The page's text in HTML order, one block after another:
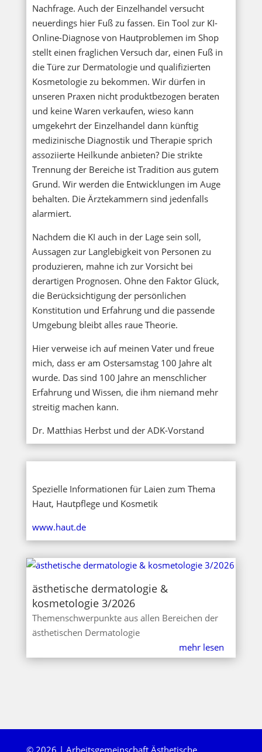
Nachfrage. Auch der Einzelhandel versucht
neuerdings hier Fuß zu fassen. Ein Tool zur KI-
Online-Diagnose von Hautproblemen im Shop
stellt einen fraglichen Versuch dar, einen Fuß in
die Türe zur Dermatologie und qualifizierten
Kosmetologie zu bekommen. Wir dürfen in
unseren Praxen nicht produktbezogen beraten
und keine Waren verkaufen, wieso kann
umgekehrt der Einzelhandel dann künftig
medizinische Diagnostik und Therapie sprich
assoziierte Heilkunde anbieten? Die strikte
Trennung der Bereiche ist Tradition aus gutem
Grund. Wir werden die Entwicklungen im Auge
behalten. Die Ärztekammern sind jedenfalls
alarmiert.
Nachdem die KI auch in der Lage sein soll,
Aussagen zur Langlebigkeit von Personen zu
produzieren, mahne ich zur Vorsicht bei
derartigen Prognosen. Ohne den Faktor Glück,
die Berücksichtigung der persönlichen
Konstitution und Erfahrung und die passende
Umgebung bleibt alles raue Theorie.
Hier verweise ich auf meinen Vater und freue
mich, dass er am Ostersamstag 100 Jahre alt
wurde. Das sind 100 Jahre an menschlicher
Erfahrung und Wissen, die ihm niemand mehr
streitig machen kann.
Dr. Matthias Herbst und der ADK-Vorstand
Spezielle Informationen für Laien zum Thema
Haut, Hautpflege und Kosmetik
www.haut.de
ästhetische dermatologie &
kosmetologie 3/2026
Themenschwerpunkte aus allen Bereichen der
ästhetischen Dermatologie
mehr lesen
© 2026 | Arbeitsgemeinschaft Ästhetische